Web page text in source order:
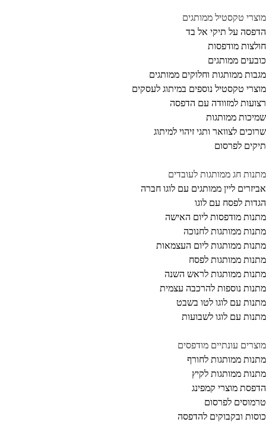
טקסטיל ממותגים
על תיקי אל בד
מודפסות
ממותגים
ממותגות וחלוקים ממותגים
טקסטיל נוספים במיתוג לעסקים
למזוודה עם הדפסה
ממותגות
לצוואר ותגי זיהוי למיתוג
לפרסום
חג ממותגות לעובדים
ליין ממותגים עם לוגו חברה
לפסח עם לוגו
מודפסות ליום האישה
ממותגות לחנוכה
ממותגות ליום העצמאות
ממותגות לפסח
ממותגות לראש השנה
נוספות להרכבה עצמית
עם לוגו לטו בשבט
עם לוגו לשבועות
עונתיים מודפסים
ממותגות לחורף
ממותגות לקיץ
מוצרי קמפינג
לפרסום
ובקבוקים להדפסה